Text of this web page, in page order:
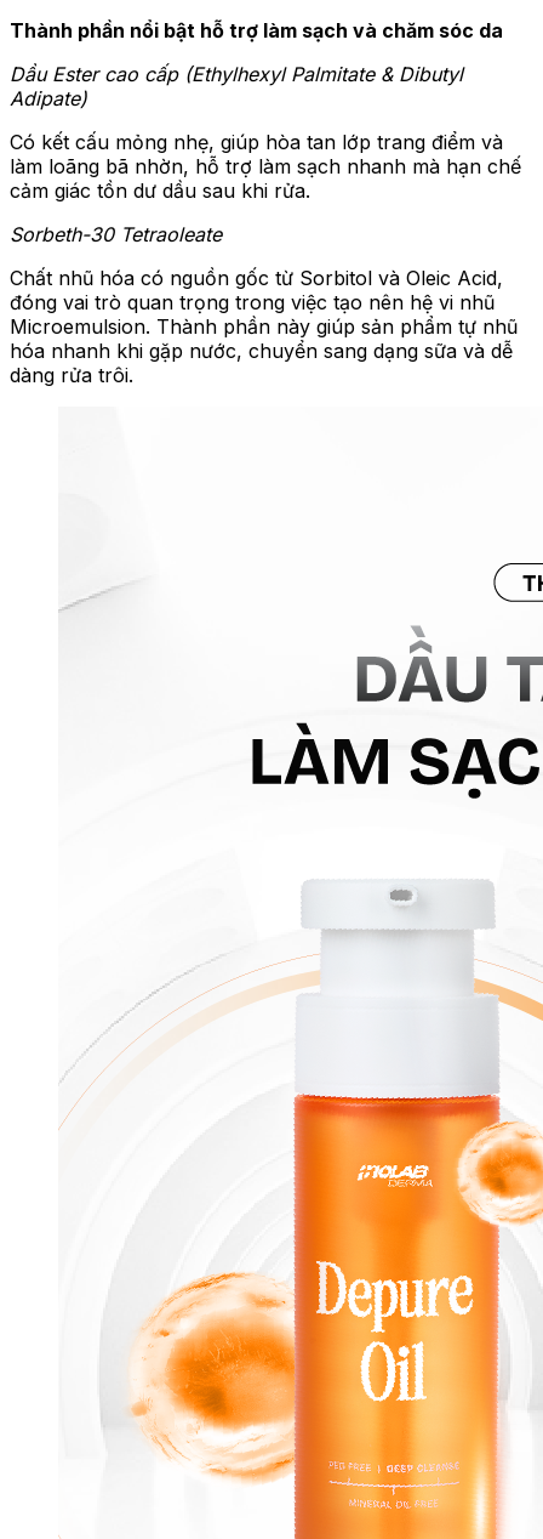
Thành phần nổi bật hỗ trợ làm sạch và chăm sóc da
Dầu Ester cao cấp (Ethylhexyl Palmitate & Dibutyl
Adipate)
Có kết cấu mỏng nhẹ, giúp hòa tan lớp trang điểm và
làm loãng bã nhờn, hỗ trợ làm sạch nhanh mà hạn chế
cảm giác tồn dư dầu sau khi rửa.
Sorbeth-30 Tetraoleate
Chất nhũ hóa có nguồn gốc từ Sorbitol và Oleic Acid,
đóng vai trò quan trọng trong việc tạo nên hệ vi nhũ
Microemulsion. Thành phần này giúp sản phẩm tự nhũ
hóa nhanh khi gặp nước, chuyển sang dạng sữa và dễ
dàng rửa trôi.